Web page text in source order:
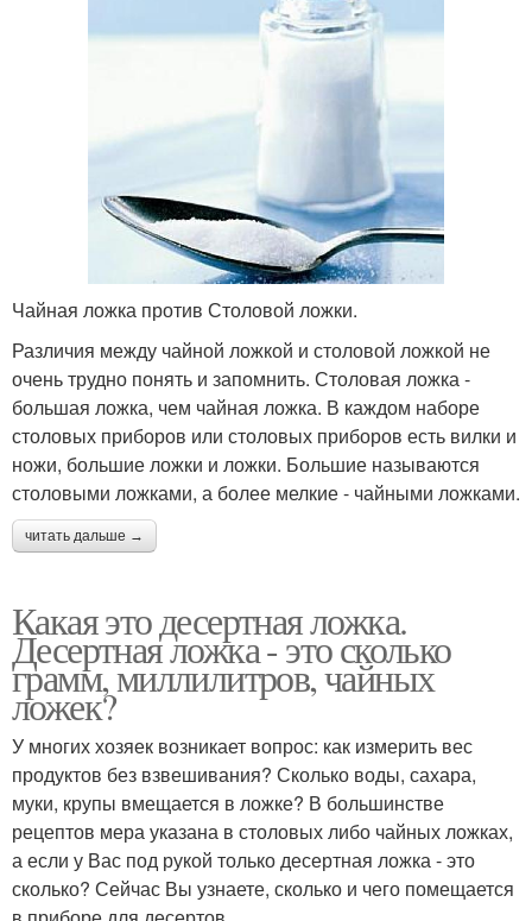
Чайная ложка против Столовой ложки.
Различия между чайной ложкой и столовой ложкой не
очень трудно понять и запомнить. Столовая ложка -
большая ложка, чем чайная ложка. В каждом наборе
столовых приборов или столовых приборов есть вилки и
ножи, большие ложки и ложки. Большие называются
столовыми ложками, а более мелкие - чайными ложками.
читать дальше →
Какая это десертная ложка.
Десертная ложка - это сколько
грамм, миллилитров, чайных
ложек?
У многих хозяек возникает вопрос: как измерить вес
продуктов без взвешивания? Сколько воды, сахара,
муки, крупы вмещается в ложке? В большинстве
рецептов мера указана в столовых либо чайных ложках,
а если у Вас под рукой только десертная ложка - это
сколько? Сейчас Вы узнаете, сколько и чего помещается